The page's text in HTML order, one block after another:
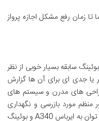
زمان رفع مشکل اجازه پرواز
سابقه بسیار خوبی از نظر
یا جدی ای برای آن ها گزارش
های مدرن و سیستم های
منظم مورد بازرسی و نگهداری
قرار می گیرند. از جمله این هواپیماها می توان به ایرباس A340 و بوئینگ